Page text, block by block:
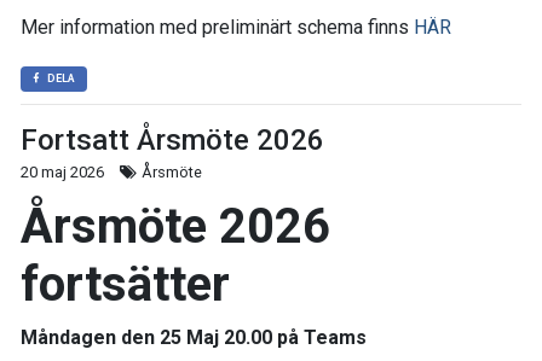
Mer information med preliminärt schema finns HÄR
DELA
Fortsatt Årsmöte 2026
20 maj 2026 Årsmöte
Årsmöte 2026
fortsätter
Måndagen den 25 Maj 20.00 på Teams